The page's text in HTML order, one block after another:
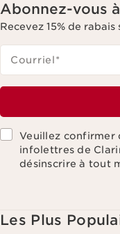
Abonnez-vous
Recevez 15% de
Courriel*
Veuillez confirmer
infolettres de
désinscrire à tout
Les Plus